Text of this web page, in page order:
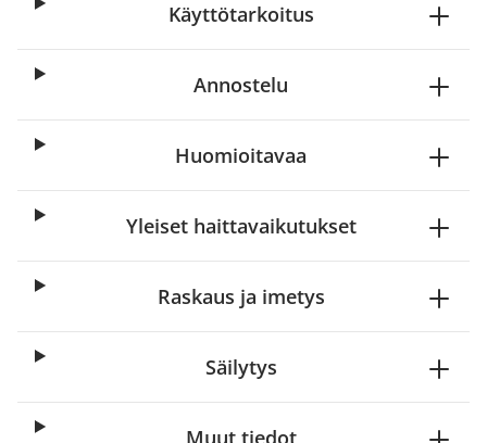
Käyttötarkoitus
Annostelu
Huomioitavaa
Yleiset haittavaikutukset
Raskaus ja imetys
Säilytys
Muut tiedot